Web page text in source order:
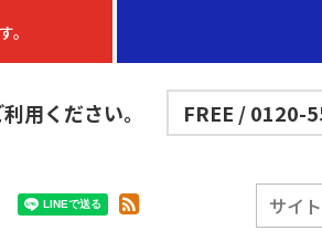
用ください。 FREE / 0120-